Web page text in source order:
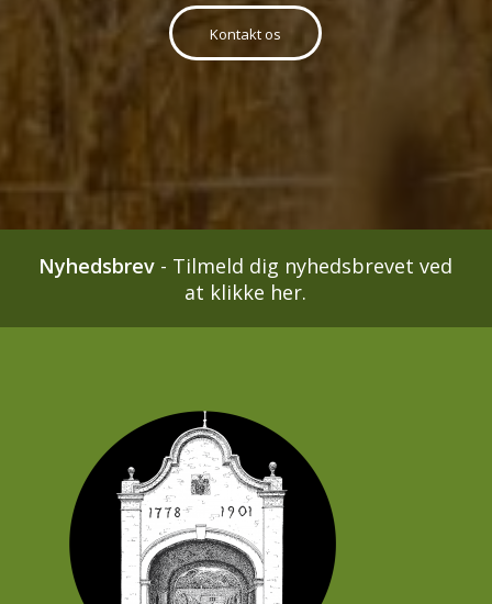
Kontakt os
Nyhedsbrev - Tilmeld dig nyhedsbrevet ved
at klikke her.